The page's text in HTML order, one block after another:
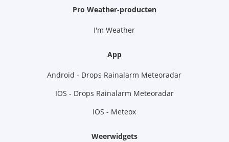
Pro Weather-producten
I'm Weather
App
Android - Drops Rainalarm Meteoradar
IOS - Drops Rainalarm Meteoradar
IOS - Meteox
Weerwidgets